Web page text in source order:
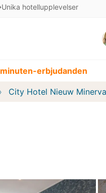
Unika hotellupplevelser
minuten-erbjudanden
City Hotel Nieuw Minerva